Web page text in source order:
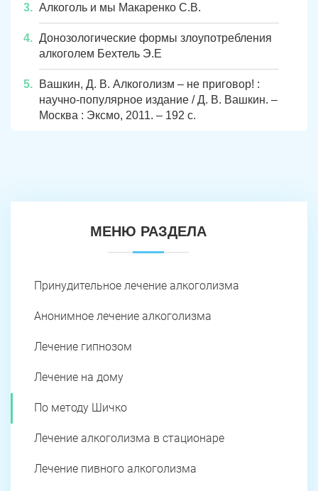
Алкоголь и мы Макаренко С.В.
Донозологические формы злоупотребления
алкоголем Бехтель Э.Е
Вашкин, Д. В. Алкоголизм – не приговор! :
научно-популярное издание / Д. В. Вашкин. –
Москва : Эксмо, 2011. – 192 с.
МЕНЮ РАЗДЕЛА
Принудительное лечение алкоголизма
Анонимное лечение алкоголизма
Лечение гипнозом
Лечение на дому
По методу Шичко
Лечение алкоголизма в стационаре
Лечение пивного алкоголизма